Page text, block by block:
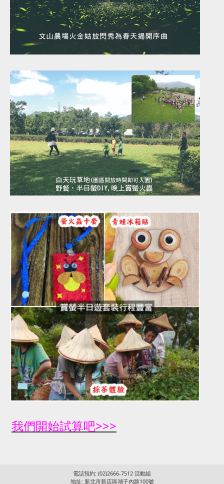
我們開始試算吧>>>
電話預約: (02)2666-7512 活動組
地址: 新北市新店區湖子內路100號